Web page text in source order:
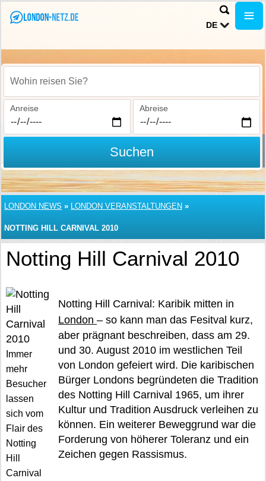
DE
Wohin reisen Sie?
Anreise Abreise
Suchen
LONDON NEWS » LONDON VERANSTALTUNGEN »
NOTTING HILL CARNIVAL 2010
Notting Hill Carnival 2010
Immer
mehr
Besucher
lassen
sich vom
Flair des
Notting
Hill
Carnival
Notting Hill Carnival: Karibik mitten in
London – so kann man das Fesitval kurz,
aber prägnant beschreiben, dass am 29.
und 30. August 2010 im westlichen Teil
von London gefeiert wird. Die karibischen
Bürger Londons begründeten die Tradition
des Notting Hill Carnival 1965, um ihrer
Kultur und Tradition Ausdruck verleihen zu
können. Ein weiterer Beweggrund war die
Forderung von höherer Toleranz und ein
Zeichen gegen Rassismus.